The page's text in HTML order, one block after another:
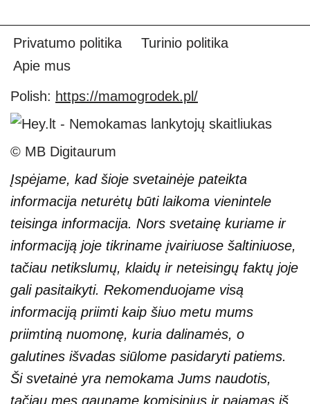
Privatumo politika
Turinio politika
Apie mus
Polish: https://mamogrodek.pl/
© MB Digitaurum
Įspėjame, kad šioje svetainėje pateikta
informacija neturėtų būti laikoma vienintele
teisinga informacija. Nors svetainę kuriame ir
informaciją joje tikriname įvairiuose šaltiniuose,
tačiau netikslumų, klaidų ir neteisingų faktų joje
gali pasitaikyti. Rekomenduojame visą
informaciją priimti kaip šiuo metu mums
priimtiną nuomonę, kuria dalinamės, o
galutines išvadas siūlome pasidaryti patiems.
Ši svetainė yra nemokama Jums naudotis,
tačiau mes gauname komisinius ir pajamas iš